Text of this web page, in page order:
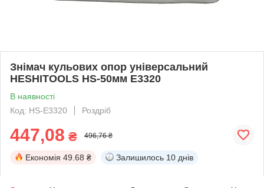
Знімач кульових опор універсальний
HESHITOOLS HS-50мм E3320
В наявності
Код: HS-E3320
Роздріб
447,08 ₴ 496,76 ₴
Економія 49.68 ₴ Залишилось 10 днів